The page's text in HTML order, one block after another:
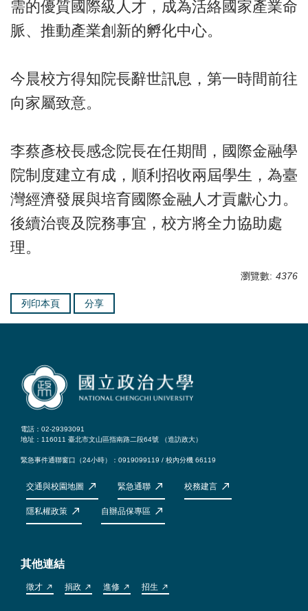
需的優質國際級人才，成為活絡國家產業命
脈、推動產業創新的孵化中心。
今晨校方得知院長辭世訊息，第一時間前往
向家屬致意。
李蔡彥校長感念院長在任期間，國際金融學
院制度建立有成，順利招收兩屆學生，為臺
灣經濟發展與培育國際金融人才貢獻心力。
後續治喪及院務事宜，校方將全力協助處
理。
瀏覽數: 4376
列印本頁 分享
電話：02-29393091
地址：116011 臺北市文山區指南路二段64號 （造訪政大）
緊急事件通聯窗口（24小時）：0919099119 / 校內分機 66119
交通與校園地圖 緊急通聯 校務建言
隱私權政策 自辦品保專區
其他連結
徵才 捐政 進修 招生